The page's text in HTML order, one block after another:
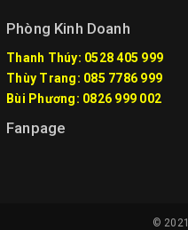
Phòng Kinh Doanh
Thanh Thúy: 0528 405 999
Thùy Trang: 085 7786 999
Bùi Phương: 0826 999 002
Fanpage
© 2021